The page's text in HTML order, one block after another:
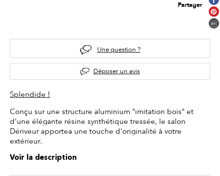
Partager
Une question ?
Déposer un avis
Splendide !
Conçu sur une structure aluminium "imitation bois" et
d'une élégante résine synthétique tressée, le salon
Dériveur apportea une touche d'originalité à votre
extérieur.
Voir la description